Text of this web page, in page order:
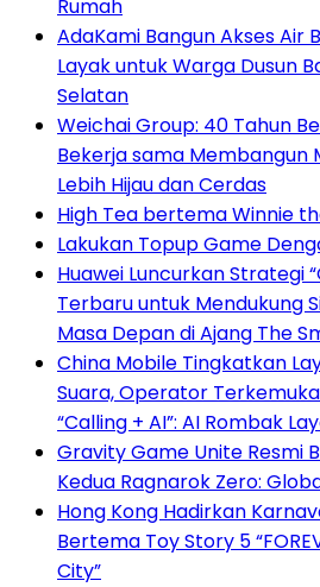
Rumah
AdaKami Bangun Akses Air
Layak untuk Warga Dusun
Selatan
Weichai Group: 40 Tahun
Bekerja sama Membangun
Lebih Hijau dan Cerdas
High Tea bertema Winnie
Lakukan Topup Game
Huawei Luncurkan Strategi
Terbaru untuk Mendukung
Masa Depan di Ajang The
China Mobile Tingkatkan
Suara, Operator
“Calling + AI”: AI Rombak
Gravity Game Unite Resmi
Kedua Ragnarok Zero:
Hong Kong Hadirkan
Bertema Toy Story 5
City”